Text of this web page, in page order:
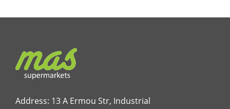
Address: 13 A Ermou Str, Industrial